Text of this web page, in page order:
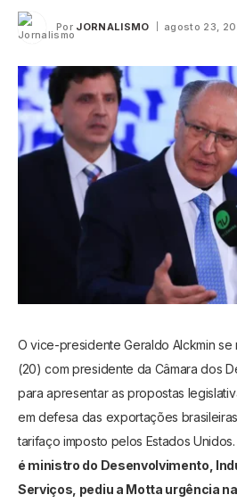
Por JORNALISMO agosto 23,
O vice-presidente Geraldo Alckmin se
(20) com presidente da Câmara dos
para apresentar as propostas
em defesa das exportações
tarifaço imposto pelos Estados Unidos.
é ministro do Desenvolvimento,
Serviços, pediu a Motta urgência